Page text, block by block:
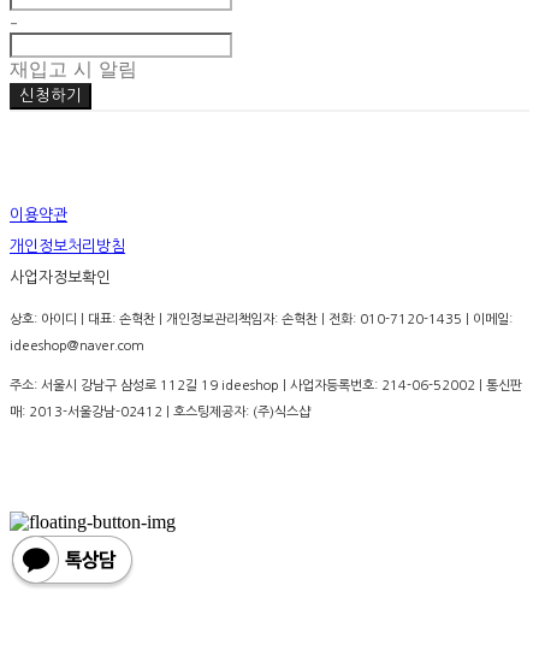
-
재입고 시 알림
신청하기
이용약관
개인정보처리방침
사업자정보확인
상호: 아이디 | 대표: 손혁찬 | 개인정보관리책임자: 손혁찬 | 전화: 010-7120-1435 | 이메일:
ideeshop@naver.com
주소: 서울시 강남구 삼성로 112길 19 ideeshop | 사업자등록번호: 214-06-52002 | 통신판
매: 2013-서울강남-02412 | 호스팅제공자: (주)식스샵